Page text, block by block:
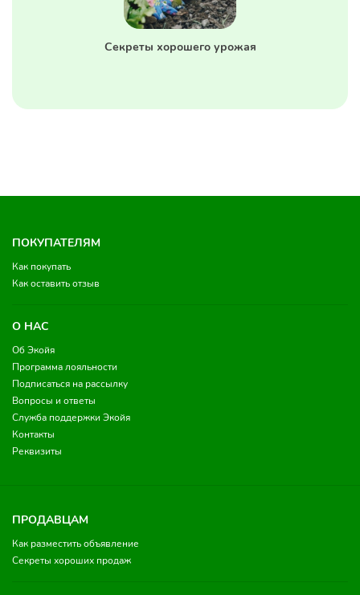
Секреты хорошего урожая
ПОКУПАТЕЛЯМ
Как покупать
Как оставить отзыв
О НАС
Об Экойя
Программа лояльности
Подписаться на рассылку
Вопросы и ответы
Служба поддержки Экойя
Контакты
Реквизиты
ПРОДАВЦАМ
Как разместить объявление
Секреты хороших продаж